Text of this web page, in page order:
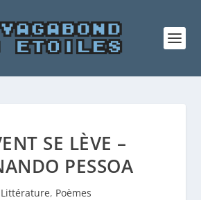
SE LÈVE –
PESSOA
Littérature, Poèmes